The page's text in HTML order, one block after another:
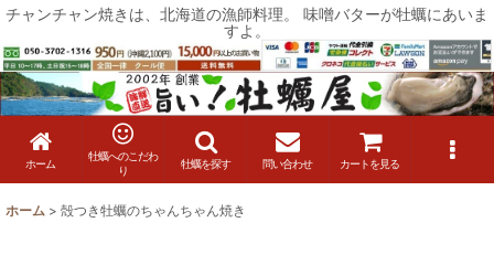
チャンチャン焼きは、北海道の漁師料理。 味噌バターが牡蠣にあいま
すよ。
ホーム
牡蠣へのこだわ
り
牡蠣を探す 問い合わせ カートを見る
ホーム > 殻つき牡蠣のちゃんちゃん焼き